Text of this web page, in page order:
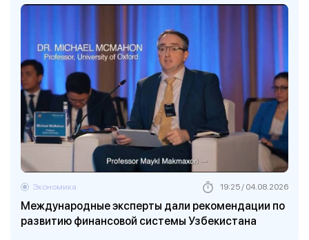
Международные эксперты дали рекомендации по
развитию финансовой системы Узбекистана
Экономика 19:25 / 04.08.2026